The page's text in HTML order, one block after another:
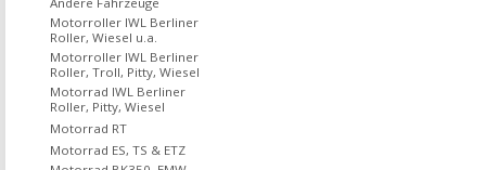
Motorroller IWL Berliner
Roller, Wiesel u.a.
Motorroller IWL Berliner
Roller, Troll, Pitty, Wiesel
Motorrad IWL Berliner
Roller, Pitty, Wiesel
Motorrad RT
Motorrad ES, TS & ETZ